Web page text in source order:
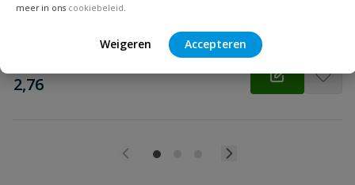
meer in ons cookiebeleid
Weigeren Accepteren
€
2,76